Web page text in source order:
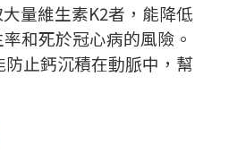
量維生素K2者，能降低
和死於冠心病的風險。
防止鈣沉積在動脈中，幫